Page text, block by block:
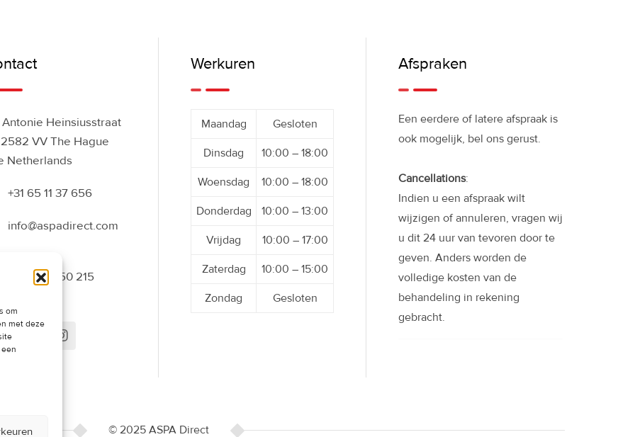
om
met deze
Antonie Heinsiusstraat
VV The Hague
Netherlands
+31 65 11 37 656
info@aspadirect.com
+31 70 34 50 215
Werkuren
Maandag Gesloten
Dinsdag 10:00 – 18:00
Woensdag 10:00 – 18:00
Donderdag 10:00 – 13:00
Vrijdag 10:00 – 17:00
Zaterdag 10:00 – 15:00
Zondag Gesloten
Afspraken
Een eerdere of latere afspraak is
ook mogelijk, bel ons gerust.
Cancellations:
Indien u een afspraak wilt
wijzigen of annuleren, vragen wij
u dit 24 uur van tevoren door te
geven. Anders worden de
volledige kosten van de
behandeling in rekening
gebracht.
© 2025 ASPA Direct